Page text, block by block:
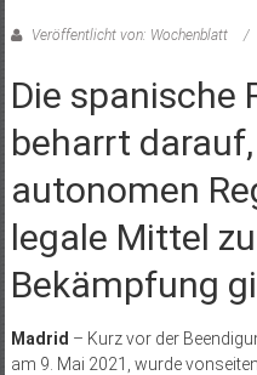
Veröffentlicht von: Wochenblatt
Die spanische
beharrt
autonomen
legale Mittel
Bekämpfung
Madrid – Kurz vor der
am 9. Mai 2021, wurde